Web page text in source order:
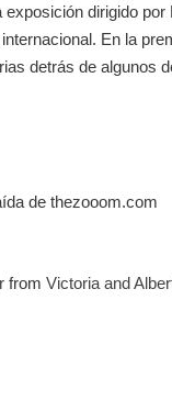
dirigido
En la
detrás de algunos
de thezooom.com
fromVictoria and